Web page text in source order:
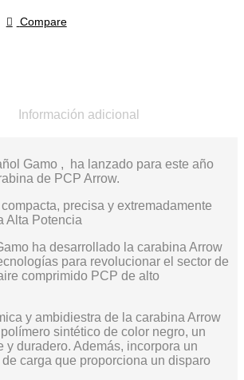
Compare
Información adicional
Gamo , ha lanzado para este año
de PCP Arrow.
precisa y extremadamente
Alta Potencia
ha desarrollado la carabina Arrow
para revolucionar el sector de
comprimido PCP de alto
y ambidiestra de la carabina Arrow
sintético de color negro, un
y duradero. Además, incorpora un
carga que proporciona un disparo